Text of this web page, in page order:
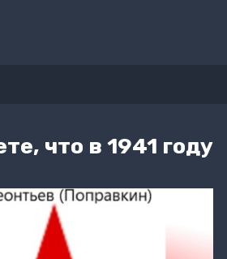
что в 1941 году